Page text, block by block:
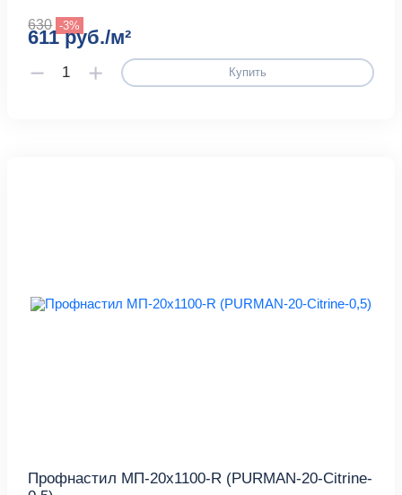
630 -3%
611 руб./м²
Купить
Профнастил МП-20x1100-R (PURMAN-20-Citrine-